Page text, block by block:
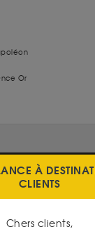
Or
À
CLIENTS
Chers clients,